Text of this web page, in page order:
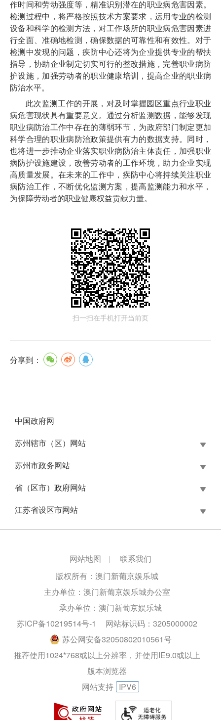
作时间和劳动强度等，精准识别潜在的职业病危害因素。
检测过程中，将严格按照技术方案要求，运用专业的检测
设备和科学的检测方法，对工作场所的职业病危害因素进
行全面、准确地检测，确保数据的可靠性和有效性。对于
检测中发现的问题，疾防中心还将为企业提供专业的帮扶
指导，协助企业制定切实可行的整改措施，完善职业病防
护设施，加强劳动者的职业健康培训，提高企业的职业病
防治水平。
此次监测工作的开展，对及时掌握园区重点行业职业
病危害现状具有重要意义。通过分析监测数据，能够发现
职业病防治工作中存在的薄弱环节，为政府部门制定更加
科学合理的职业病防治政策提供有力的数据支持。同时，
也将进一步推动企业落实职业病防治主体责任，加强职业
病防护设施建设，改善劳动者的工作环境，助力企业实现
高质量发展。在未来的工作中，疾防中心将持续关注职业
病防治工作，不断优化监测方案，提高监测能力和水平，
为保障劳动者的职业健康权益贡献力量。
扫一扫在手机打开当前页
分享到：
中国政府网
苏州辖市（区）网站
苏州市政务网站
省（区市）政府网站
江苏省设区市网站
网站地图 |
联系我们
版权所有：澳门新葡京娱乐城
主办单位：澳门新葡京娱乐城办公室
承办单位：澳门新葡京娱乐城
苏ICP备10219514号-1
网站标识码：3205000002
苏公网安备32050802010561号
推荐使用1024*768或以上分辨率，并使用IE9.0或以上
版本浏览器
网站支持 IPV6